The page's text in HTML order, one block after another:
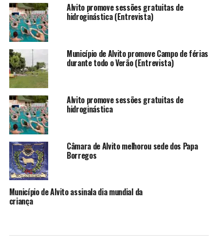
Alvito promove sessões gratuitas de
hidroginástica (Entrevista)
Município de Alvito promove Campo de férias
durante todo o Verão (Entrevista)
Alvito promove sessões gratuitas de
hidroginástica
Câmara de Alvito melhorou sede dos Papa
Borregos
Município de Alvito assinala dia mundial da
criança